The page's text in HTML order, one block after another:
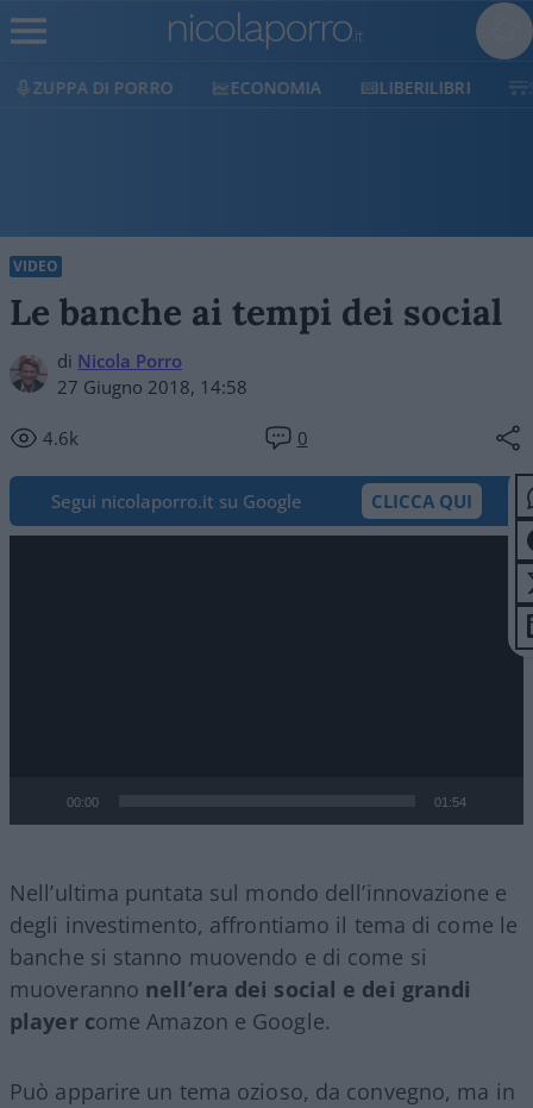
ECONOMIA LIBERILIBRI SHOP
VIDEO
Le banche ai tempi dei social
di Nicola Porro
27 Giugno 2018, 14:58
4.6k 0
Segui nicolaporro.it su Google CLICCA QUI
00:00 01:54
Nell’ultima puntata sul mondo dell’innovazione e
degli investimento, affrontiamo il tema di come le
banche si stanno muovendo e di come si
muoveranno nell’era dei social e dei grandi
player come Amazon e Google.
Può apparire un tema ozioso, da convegno, ma in